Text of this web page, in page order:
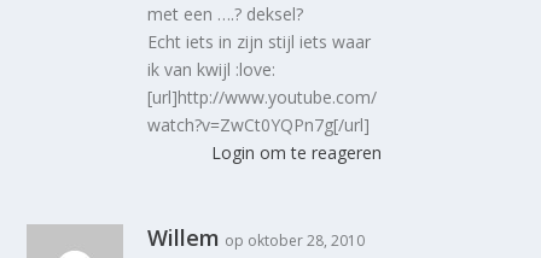
met een ….? deksel?
Echt iets in zijn stijl iets waar
ik van kwijl :love:
[url]http://www.youtube.com/
watch?v=ZwCt0YQPn7g[/url]
Login om te reageren
Willem op oktober 28, 2010